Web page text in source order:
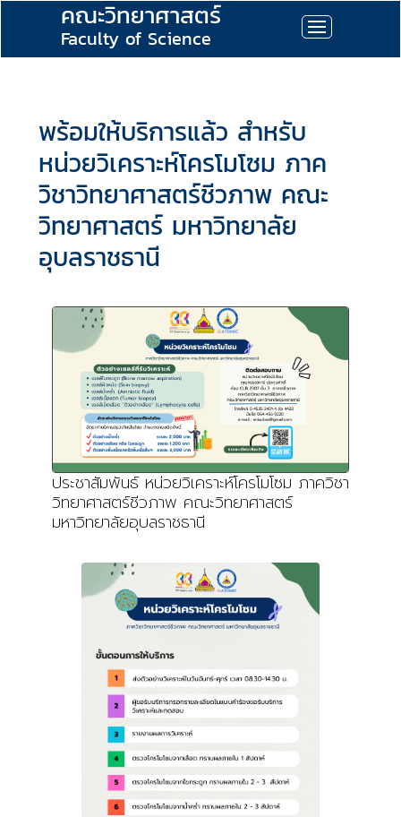
คณะวิทยาศาสตร์
Faculty of Science
พร้อมให้บริการแล้ว สำหรับ
หน่วยวิเคราะห์โครโมโซม ภาค
วิชาวิทยาศาสตร์ชีวภาพ คณะ
วิทยาศาสตร์ มหาวิทยาลัย
อุบลราชธานี
ประชาสัมพันธ์ หน่วยวิเคราะห์โครโมโซม ภาควิชา
วิทยาศาสตร์ชีวภาพ คณะวิทยาศาสตร์
มหาวิทยาลัยอุบลราชธานี